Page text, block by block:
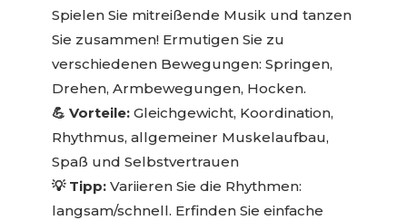
Spielen Sie mitreißende Musik und tanzen
Sie zusammen! Ermutigen Sie zu
verschiedenen Bewegungen: Springen,
Drehen, Armbewegungen, Hocken.
💪 Vorteile:Gleichgewicht, Koordination,
Rhythmus, allgemeiner Muskelaufbau,
Spaß und Selbstvertrauen
💡 Tipp:Variieren Sie die Rhythmen:
langsam/schnell. Erfinden Sie einfache